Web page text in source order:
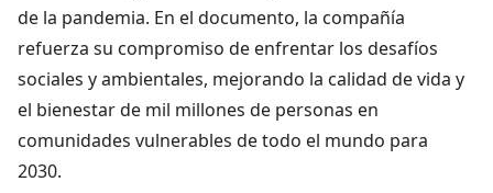
de la pandemia. En el documento, la compañía
refuerza su compromiso de enfrentar los desafíos
sociales y ambientales, mejorando la calidad de vida y
el bienestar de mil millones de personas en
comunidades vulnerables de todo el mundo para
2030.